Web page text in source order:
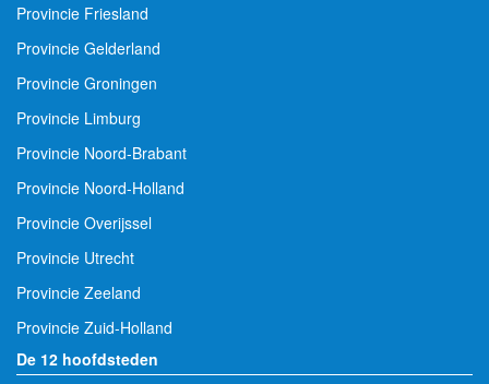
Provincie Friesland
Provincie Gelderland
Provincie Groningen
Provincie Limburg
Provincie Noord-Brabant
Provincie Noord-Holland
Provincie Overijssel
Provincie Utrecht
Provincie Zeeland
Provincie Zuid-Holland
De 12 hoofdsteden